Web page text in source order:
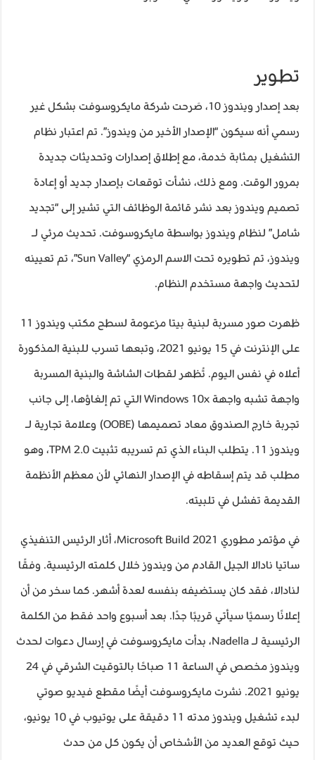
تطوير
بعد إصدار ويندوز 10، صَرحت شركة مايكروسوفت بشكل غير
رسمي أنه سيكون “الإصدار الأخير من ويندوز”. تم اعتبار نظام
التشغيل بمثابة خدمة، مع إطلاق إصدارات وتحديثات جديدة
بمرور الوقت. ومع ذلك، نشأت توقعات بإصدار جديد أو إعادة
تصميم ويندوز بعد نشر قائمة الوظائف التي تشير إلى “تجديد
شامل” لنظام ويندوز بواسطة مايكروسوفت. تحديث مرئي لـ
ويندوز، تم تطويره تحت الاسم الرمزي “Sun Valley”، تم تعيينه
لتحديث واجهة مستخدم النظام.
ظهرت صور مسربة لبنية بيتا مزعومة لسطح مكتب ويندوز 11
على الإنترنت في 15 يونيو 2021، وتبعها تسرب للبنية المذكورة
أعلاه في نفس اليوم. تُظهر لقطات الشاشة والبنية المسربة
واجهة تشبه واجهة Windows 10x التي تم إلغاؤها، إلى جانب
تجربة خارج الصندوق معاد تصميمها (OOBE) وعلامة تجارية لـ
ويندوز 11. يتطلب البناء الذي تم تسريبه تثبيت TPM 2.0، وهو
مطلب قد يتم إسقاطه في الإصدار النهائي لأن معظم الأنظمة
القديمة تفشل في تلبيته.
في مؤتمر مطوري Microsoft Build 2021، أثار الرئيس التنفيذي
ساتيا نادالا الجيل القادم من ويندوز خلال كلمته الرئيسية. وفقًا
لنادالا، فقد كان يستضيفه بنفسه لعدة أشهر. كما سخر من أن
إعلانًا رسميًا سيأتي قريبًا جدًا. بعد أسبوع واحد فقط من الكلمة
الرئيسية لـ Nadella، بدأت مايكروسوفت في إرسال دعوات لحدث
ويندوز مخصص في الساعة 11 صباحًا بالتوقيت الشرقي في 24
يونيو 2021. نشرت مايكروسوفت أيضًا مقطع فيديو صوتي
لبدء تشغيل ويندوز مدته 11 دقيقة على يوتيوب في 10 يونيو،
حيث توقع العديد من الأشخاص أن يكون كل من حدث